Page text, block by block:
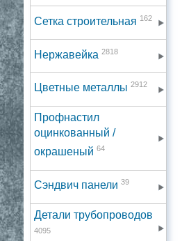
Сетка строительная 162
Нержавейка 2818
Цветные металлы 2912
Профнастил
оцинкованный /
окрашеный 64
Сэндвич панели 39
Детали трубопроводов
4095